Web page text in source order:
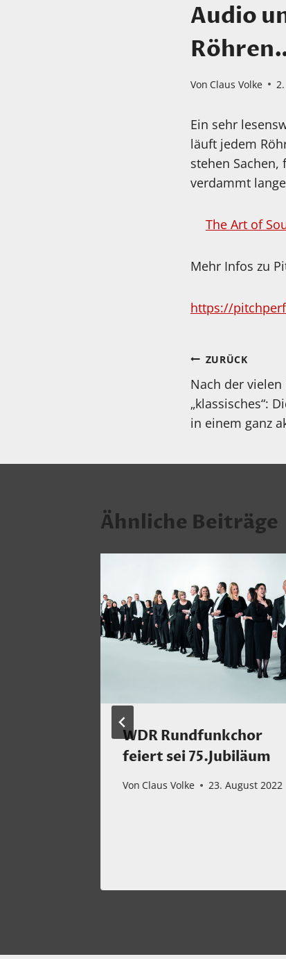
Audio
Von Claus Volke
Ein sehr
läuft jedem
stehen
verdammt
The Art of
Mehr Infos zu
https://
ZURÜCK
Nach der
„klassisches“:
in einem ganz
Ähnliche Beiträge
WDR Rundfunkchor
feiert sei 75.Jubiläum
Von Claus Volke 23. August 2022